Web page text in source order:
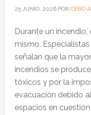
25 JUNIO, 2026POR CERO
Durante un
mismo. Especialistas
señalan que la
incendios se
tóxicos y por la
evacuación debido
espacios en